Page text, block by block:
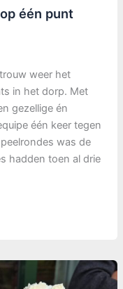
één punt
weer het
in het dorp. Met
gezellige én
één keer tegen
was de
hadden toen al drie